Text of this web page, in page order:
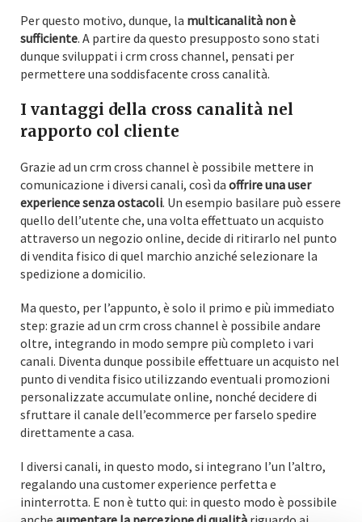
Per questo motivo, dunque, la multicanalità non è
sufficiente. A partire da questo presupposto sono stati
dunque sviluppati i crm cross channel, pensati per
permettere una soddisfacente cross canalità.
I vantaggi della cross canalità nel
rapporto col cliente
Grazie ad un crm cross channel è possibile mettere in
comunicazione i diversi canali, così da offrire una user
experience senza ostacoli. Un esempio basilare può essere
quello dell’utente che, una volta effettuato un acquisto
attraverso un negozio online, decide di ritirarlo nel punto
di vendita fisico di quel marchio anziché selezionare la
spedizione a domicilio.
Ma questo, per l’appunto, è solo il primo e più immediato
step: grazie ad un crm cross channel è possibile andare
oltre, integrando in modo sempre più completo i vari
canali. Diventa dunque possibile effettuare un acquisto nel
punto di vendita fisico utilizzando eventuali promozioni
personalizzate accumulate online, nonché decidere di
sfruttare il canale dell’ecommerce per farselo spedire
direttamente a casa.
I diversi canali, in questo modo, si integrano l’un l’altro,
regalando una customer experience perfetta e
ininterrotta. E non è tutto qui: in questo modo è possibile